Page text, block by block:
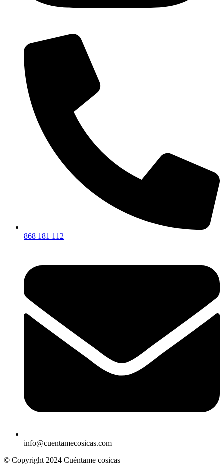
868 181 112
info@cuentamecosicas.com
© Copyright 2024 Cuéntame cosicas